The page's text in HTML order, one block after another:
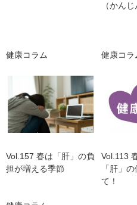
（かん
健康コラム
Vol.157 春は「肝」の負
担が増える季節
健康コラ
Vol.113
「肝」
て！